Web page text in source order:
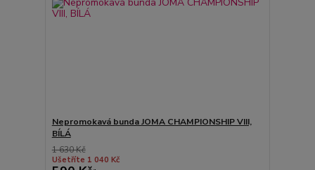
Nepromokavá bunda JOMA CHAMPIONSHIP VIII,
BÍLÁ
1 630 Kč
Ušetříte 1 040 Kč